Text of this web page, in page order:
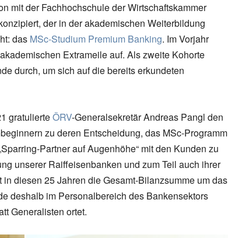
mit der Fachhochschule der Wirtschaftskammer
der in der akademischen Weiterbildung
das MSc-Studium Premium Banking. Im Vorjahr
Extrameile auf. Als zweite Kohorte
durch, um sich auf die bereits erkundeten
gratulierteÖRV-Generalsekretär Andreas Pangl den
zu deren Entscheidung, das MSc-Programm
Partner auf Augenhöhe“ mit den Kunden zu
unserer Raiffeisenbanken und zum Teil auch ihrer
diesen 25 Jahren die Gesamt-Bilanzsumme um das
deshalb im Personalbereich des Bankensektors
Generalisten ortet.